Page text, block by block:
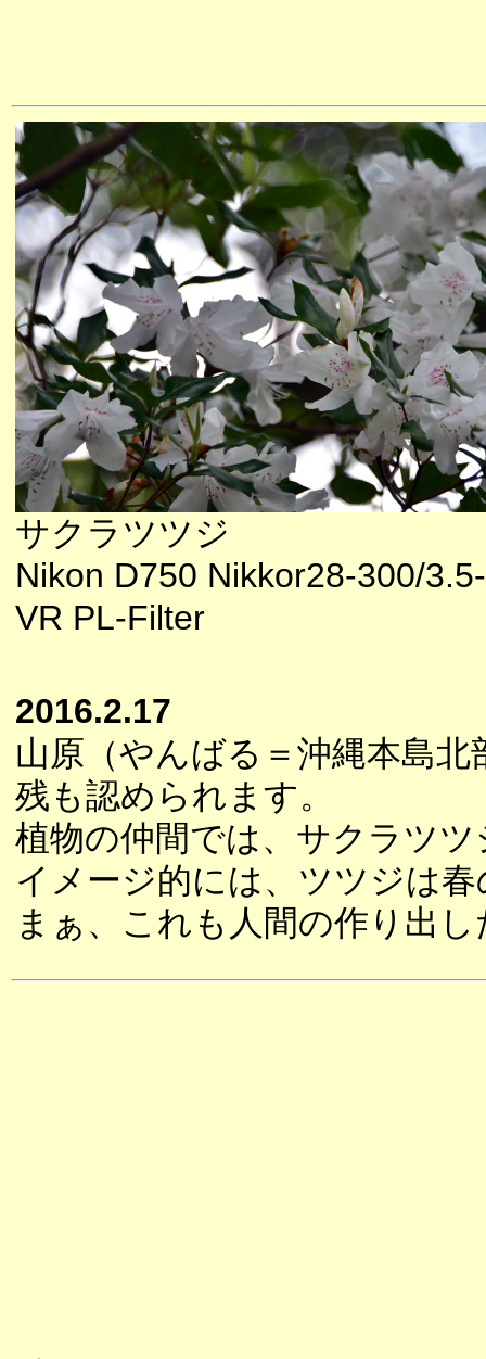
サクラツツジ
Nikon D750 Nikkor28-300/
VR PL-Filter
2016.2.17
山原（やんばる＝沖縄本島
残も認められます。
植物の仲間では、サクラツ
イメージ的には、ツツジは
まぁ、これも人間の作り出